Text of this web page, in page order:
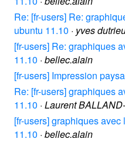
Re: [fr-users] Re:
ubuntu 11.10 · yves
[fr-users] Re: graphiques
11.10 · bellec.alain
[fr-users] Impression
Re: [fr-users] graphiques
11.10 · Laurent
[fr-users] graphiques
11.10 · bellec.alain